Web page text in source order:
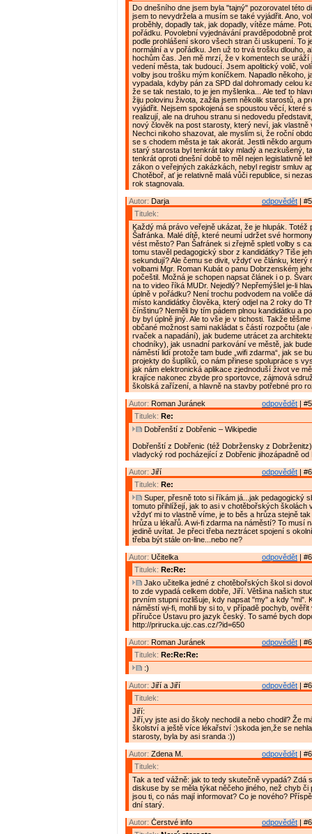
Do dnešního dne jsem byla "tajný" pozorovatel této
jsem to nevydržela a musím se také vyjádřit. Ano,
proběhly, dopadly tak, jak dopadly, vítěze máme.
pořádku. Povolební vyjednávání pravděpodobně
podle prohlášení skoro všech stran či uskupení. To
normální a v pořádku. Jen už to trvá trošku dlouho,
hochům čas. Jen mě mrzí, že v komentech se uráží
vedení města, tak budoucí. Jsem apolitický volič,
volby jsou trošku mým koníčkem. Napadlo někoho,
vypadala, kdyby pán za SPD dal dohromady celou
že se tak nestalo, to je jen myšlenka... Ale teď to
žiju polovinu života, zažila jsem několik starostů, a
vyjádřit. Nejsem spokojená se spoustou věcí, které
realizují, ale na druhou stranu si nedovedu
nový člověk na post starosty, který neví, jak vlastně
Nechci nikoho shazovat, ale myslím si, že roční
se s chodem města je tak akorát. Jestli někdo
starý starosta byl tenkrát taky mladý a nezkušený,
tenkrát oproti dnešní době to měl nejen legislativně
zákon o veřejných zakázkách, nebyl registr smluv
Chotěboř, ať je relativně malá vůči republice, si
rok stagnovala.
odpovědět |
Autor: Darja
Titulek:
Každý má právo veřejně ukázat, že je hlupák. Totéž
Šafránka. Malé dítě, které neumí udržet své
vést město? Pan Šafránek si zřejmě spletl volby s
tomu stavěl pedagogický sbor z kandidátky? Tiše
sekundují? Ale čemu se divit, vždyť ve článku, který
volbami Mgr. Roman Kubát o panu Dobrzenském
počeštil. Možná je schopen napsat článek i o p.
na to video říká MUDr. Nejedlý? Nepřemýšlel je-li
úplně v pořádku? Není trochu podvodem na voliče
místo kandidátky člověka, který odjel na 2 roky do
čínštinu? Neměli by tím pádem plnou kandidátku a
by byl úplně jiný. Ale to vše je v tichosti. Takže
občané možnost sami nakládat s částí rozpočtu (ale
rvaček a napadání), jak budeme utrácet za
chodníky), jak usnadní parkování ve městě, jak
náměstí lidí protože tam bude „wifi zdarma“, jak se
projekty do šuplíků, co nám přinese spolupráce s
jak nám elektronická aplikace zjednoduší život ve
krajíce nakonec zbyde pro sportovce, zájmová
školská zařízení, a hlavně na stavby potřebné pro
odpovědět |
Autor: Roman Juránek
Titulek: Re:
Dobřenští z Dobřenic – Wikipedie
Dobřenští z Dobřenic (též Dobržensky z
vladycký rod pocházející z Dobřenic jihozápadně od
odpovědět |
Autor: Jiří
Titulek: Re:
Super, přesně toto si říkám já...jak pedagogický
tomuto přihlížejí, jak to asi v chotěbořských školách
vždyť mi to vlastně víme, je to běs a hrůza stejně
hrůza u lékařů. A wi-fi zdarma na náměstí? To musí
jedině uvítat. Je přeci třeba neztrácet spojení s
třeba být stále on-line...nebo ne?
odpovědět |
Autor: Učitelka
Titulek: Re:Re:
Jako učitelka jedné z chotěbořských škol si
to zde vypadá celkem dobře, Jiří. Většina našich
prvním stupni rozlišuje, kdy napsat "my" a kdy "mi".
náměstí wi-fi, mohli by si to, v případě pochyb, ověřit
příručce Ústavu pro jazyk český. To samé bych
http://prirucka.ujc.cas.cz/?id=650
odpovědět |
Autor: Roman Juránek
Titulek: Re:Re:Re:
:)
odpovědět |
Autor: Jiří a Jiří
Titulek:
Jiří:
Jiří,vy jste asi do školy nechodil a nebo chodil? Že
školství a ještě více lékařství :)skoda jen,že se
starosty, byla by asi sranda :))
odpovědět |
Autor: Zdena M.
Titulek:
Tak a teď vážně: jak to tedy skutečně vypadá? Zdá
diskuse by se měla týkat něčeho jiného, než chyb či
jsou ti, co nás mají informovat? Co je nového?
dní starý.
odpovědět |
Autor: Čerstvé info